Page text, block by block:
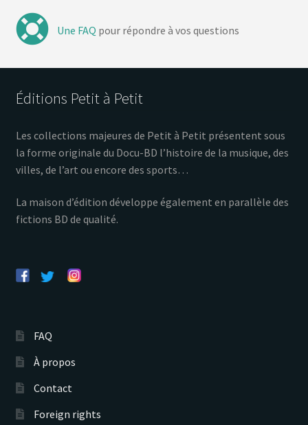
Une FAQ pour répondre à vos questions
Éditions Petit à Petit
Les collections majeures de Petit à Petit présentent sous
la forme originale du Docu-BD l’histoire de la musique, des
villes, de l’art ou encore des sports…
La maison d’édition développe également en parallèle des
fictions BD de qualité.
FAQ
À propos
Contact
Foreign rights